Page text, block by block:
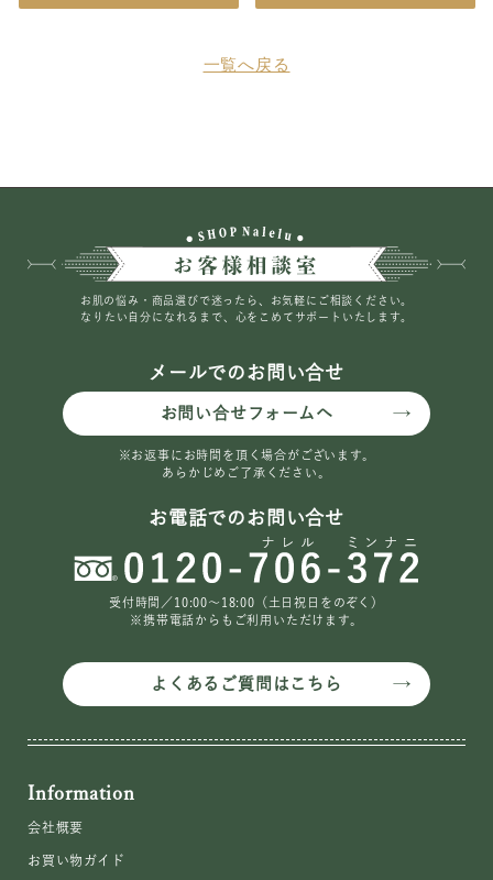
一覧へ戻る
お肌の悩み・商品選びで迷ったら、お気軽にご相談ください。
なりたい自分になれるまで、心をこめてサポートいたします。
メールでのお問い合せ
お問い合せフォームへ
※お返事にお時間を頂く場合がございます。
あらかじめご了承ください。
お電話でのお問い合せ
受付時間／10:00〜18:00（土日祝日をのぞく）
※携帯電話からもご利用いただけます。
よくあるご質問はこちら
Information
会社概要
お買い物ガイド